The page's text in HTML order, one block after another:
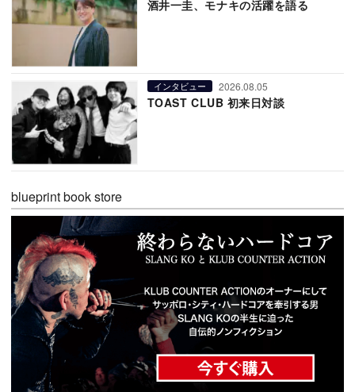
酒井一圭、モナキの活躍を語る
インタビュー 2026.08.05
TOAST CLUB 初来日対談
blueprint book store